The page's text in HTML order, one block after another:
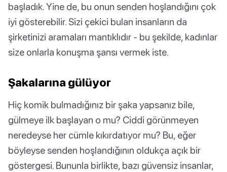
başladık. Yine de, bu onun senden hoşlandığını çok
iyi gösterebilir. Sizi çekici bulan insanların da
şirketinizi aramaları mantıklıdır - bu şekilde, kadınlar
size onlarla konuşma şansı vermek iste.
Şakalarına gülüyor
Hiç komik bulmadığınız bir şaka yapsanız bile,
gülmeye ilk başlayan o mu? Ciddi görünmeyen
neredeyse her cümle kıkırdatıyor mu? Bu, eğer
böyleyse senden hoşlandığının oldukça açık bir
göstergesi. Bununla birlikte, bazı güvensiz insanlar,